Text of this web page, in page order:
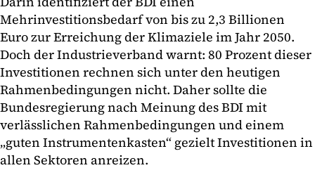
Mehrinvestitionsbedarf von bis zu 2,3 Billionen
Euro zur Erreichung der Klimaziele im Jahr 2050.
Doch der Industrieverband warnt: 80 Prozent dieser
Investitionen rechnen sich unter den heutigen
Rahmenbedingungen nicht. Daher sollte die
Bundesregierung nach Meinung des BDI mit
verlässlichen Rahmenbedingungen und einem
„guten Instrumentenkasten“ gezielt Investitionen in
allen Sektoren anreizen.